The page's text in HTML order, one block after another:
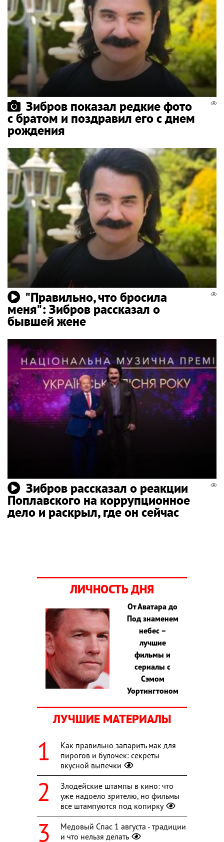
Зибров показал редкие фото
с братом и поздравил его с днем
рождения
"Правильно, что бросила
меня": Зибров рассказал о
бывшей жене
Зибров рассказал о реакции
Поплавского на коррупционное
дело и раскрыл, где он сейчас
ЛИЧНОСТЬ ДНЯ
От Аватара до
Под знаменем
небес –
лучшие
фильмы и
сериалы с
Сэмом
Уортингтоном
ЛУЧШИЕ МАТЕРИАЛЫ
Как правильно запарить мак для
пирогов и булочек: секреты
вкусной выпечки
Злодейские штампы в кино: что
уже надоело зрителю, но фильмы
все штампуются под копирку
Медовый Спас 1 августа - традиции
и что нельзя делать